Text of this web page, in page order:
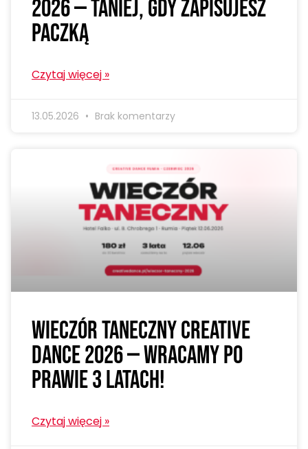
2026 — taniej, gdy zapisujesz
paczką
Czytaj więcej »
13.05.2026 Brak komentarzy
Wieczór Taneczny Creative
Dance 2026 — wracamy po
prawie 3 latach!
Czytaj więcej »